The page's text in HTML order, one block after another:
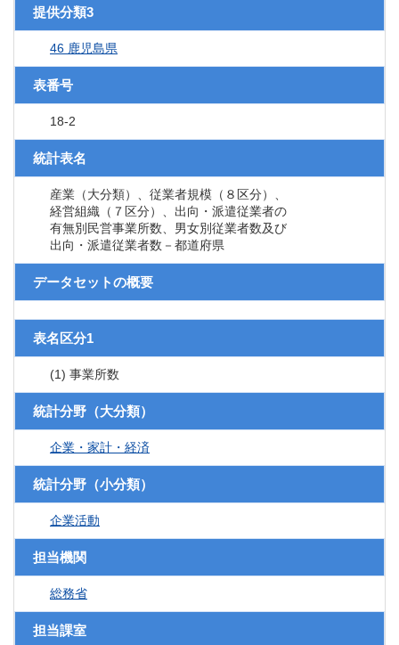
提供分類3
46 鹿児島県
表番号
18-2
統計表名
産業（大分類）、従業者規模（８区分）、
経営組織（７区分）、出向・派遣従業者の
有無別民営事業所数、男女別従業者数及び
出向・派遣従業者数－都道府県
データセットの概要
表名区分1
(1) 事業所数
統計分野（大分類）
企業・家計・経済
統計分野（小分類）
企業活動
担当機関
総務省
担当課室